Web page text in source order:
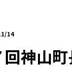
14
神山